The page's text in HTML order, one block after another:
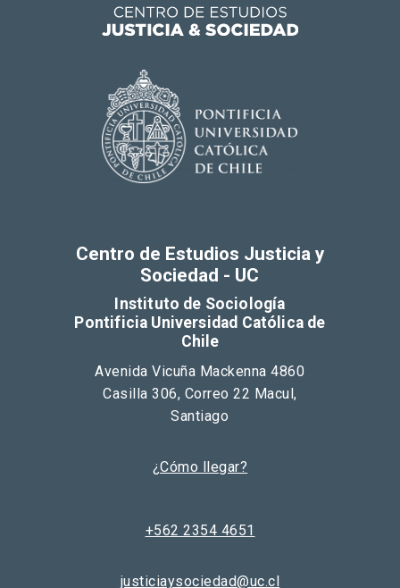
Centro de Estudios Justicia y
Sociedad - UC
Instituto de Sociología
Pontificia Universidad Católica de
Chile
Avenida Vicuña Mackenna 4860
Casilla 306, Correo 22 Macul,
Santiago
¿Cómo llegar?
+562 2354 4651
justiciaysociedad@uc.cl